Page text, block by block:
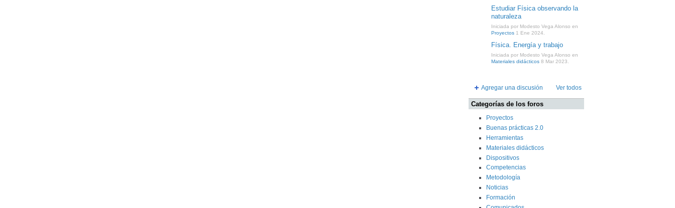
Estudiar Física observando la
naturaleza
Iniciada por Modesto Vega Alonso en
Proyectos 1 Ene 2024.
Física. Energía y trabajo
Iniciada por Modesto Vega Alonso en
Materiales didácticos 8 Mar 2023.
Agregar una discusión Ver todos
Categorías de los foros
Proyectos
Buenas prácticas 2.0
Herramientas
Materiales didácticos
Dispositivos
Competencias
Metodología
Noticias
Formación